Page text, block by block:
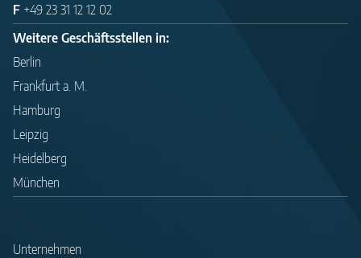
F +49 23 31 12 12 02
Weitere Geschäftsstellen in:
Berlin
Frankfurt a. M.
Hamburg
Leipzig
Heidelberg
München
Unternehmen